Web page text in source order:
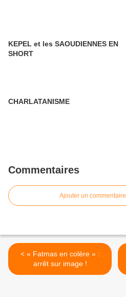
KEPEL et les SAOUDIENNES EN
SHORT
CHARLATANISME
Commentaires
Ajouter un commentaire
< « Fatmas en colère » :
arrêt sur image !